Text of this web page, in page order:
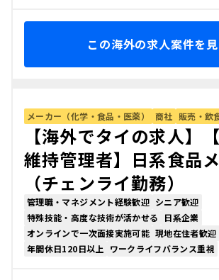
この海外の求人案件を
メーカー（化学・食品・医薬） 商社 販売・飲
【海外でタイの求人】
維持管理者】日系食品
（チェンライ勤務）
管理職・マネジメント経験歓迎 シニア歓迎
特殊技能・高度な技術が活かせる
日系企業
オンラインで一次面接実施可能 現地在住者歓迎
年間休日120日以上
ワークライフバランス重視